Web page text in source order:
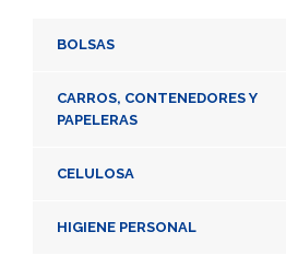
BOLSAS
CARROS, CONTENEDORES Y
PAPELERAS
CELULOSA
HIGIENE PERSONAL